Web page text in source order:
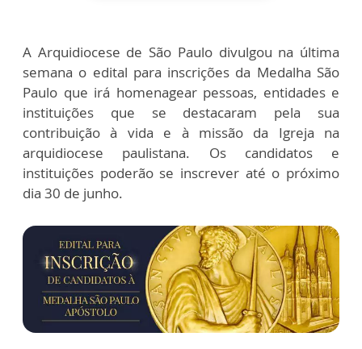
A Arquidiocese de São Paulo divulgou na última
semana o edital para inscrições da Medalha São
Paulo que irá homenagear pessoas, entidades e
instituições que se destacaram pela sua
contribuição à vida e à missão da Igreja na
arquidiocese paulistana. Os candidatos e
instituições poderão se inscrever até o próximo
dia 30 de junho.